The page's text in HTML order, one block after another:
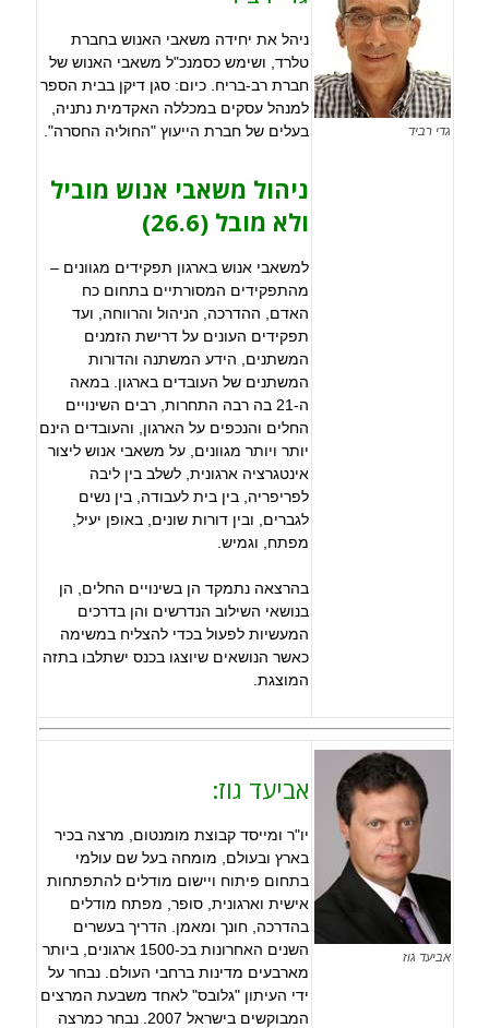
גדי רביד
ניהל את יחידה משאבי האנוש בחברת
טלרד, ושימש כסמנכ"ל משאבי האנוש של
חברת רב-בריח. כיום: סגן דיקן בבית הספר
למנהל עסקים במכללה האקדמית נתניה,
בעלים של חברת הייעוץ "החוליה החסרה".
ניהול משאבי אנוש מוביל
ולא מובל (26.6)
למשאבי אנוש בארגון תפקידים מגוונים –
מהתפקידים המסורתיים בתחום כח
האדם, ההדרכה, הניהול והרווחה, ועד
תפקידים העונים על דרישת הזמנים
המשתנים, הידע המשתנה והדורות
המשתנים של העובדים בארגון. במאה
ה-21 בה רבה התחרות, רבים השינויים
החלים והנכפים על הארגון, והעובדים הינם
יותר ויותר מגוונים, על משאבי אנוש ליצור
אינטגרציה ארגונית, לשלב בין ליבה
לפריפריה, בין בית לעבודה, בין נשים
לגברים, ובין דורות שונים, באופן יעיל,
מפתח, וגמיש.
בהרצאה נתמקד הן בשינויים החלים, הן
בנושאי השילוב הנדרשים והן בדרכים
המעשיות לפעול בכדי להצליח במשימה
כאשר הנושאים שיוצגו בכנס ישתלבו בתזה
המוצגת.
אביעד גוז
אביעד גוז:
יו"ר ומייסד קבוצת מומנטום, מרצה בכיר
בארץ ובעולם, מומחה בעל שם עולמי
בתחום פיתוח ויישום מודלים להתפתחות
אישית וארגונית, סופר, מפתח מודלים
בהדרכה, חונך ומאמן. הדריך בעשרים
השנים האחרונות בכ-1500 ארגונים, ביותר
מארבעים מדינות ברחבי העולם. נבחר על
ידי העיתון "גלובס" לאחד משבעת המרצים
המבוקשים בישראל 2007. נבחר כמרצה